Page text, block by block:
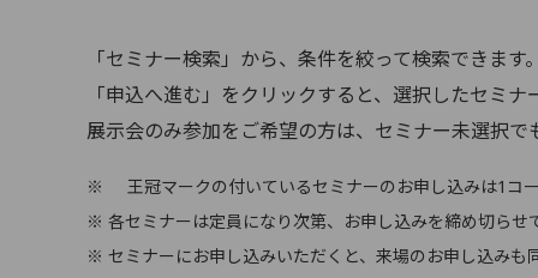
「セミナー検索」から、条件を絞って検索できます
「申込へ進む」をクリックすると、選択したセミ
展示会のみ参加をご希望の方は、セミナー未選択
※
王冠マークの付いているセミナーのお申し込みは1コ
※ 各セミナーは定員になり次第、お申し込みを締め切らせ
※ セミナーにお申し込みいただくと、来場のお申し込みも